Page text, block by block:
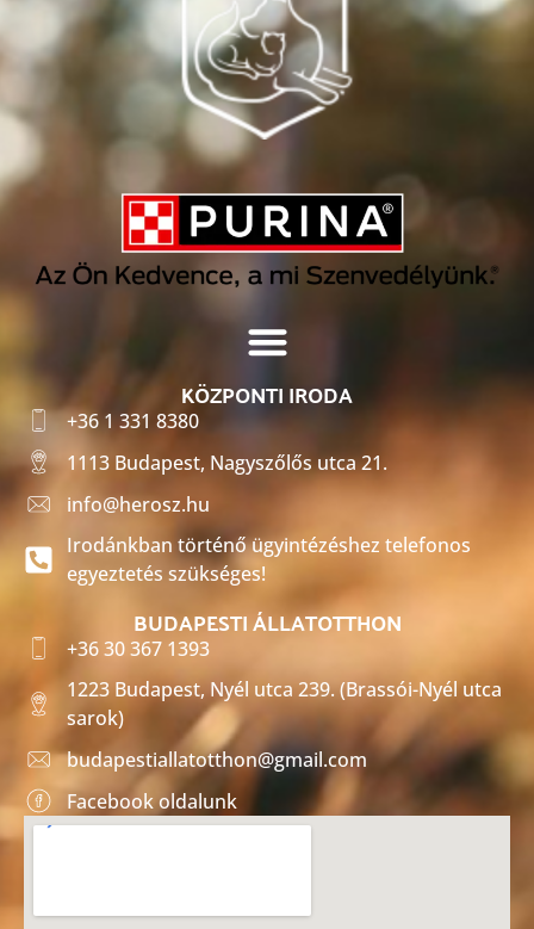
KÖZPONTI IRODA
+36 1 331 8380
1113 Budapest, Nagyszőlős utca 21.
info@herosz.hu
Irodánkban történő ügyintézéshez telefonos
egyeztetés szükséges!
BUDAPESTI ÁLLATOTTHON
+36 30 367 1393
1223 Budapest, Nyél utca 239. (Brassói-Nyél utca
sarok)
budapestiallatotthon@gmail.com
Facebook oldalunk